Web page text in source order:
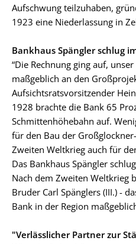
Aufschwung teilzuhaben,
1923 eine Niederlassung in
Bankhaus Spängler schlug
“Die Rechnung ging auf,
maßgeblich an den
Aufsichtsratsvorsitzender
1928 brachte die Bank 65
Schmittenhöhebahn auf.
für den Bau der
Zweiten Weltkrieg auch für
Das Bankhaus Spängler
Nach dem Zweiten Weltkrieg
Bruder Carl Spänglers (III.) -
Bank in der Region
"Verlässlicher Partner zur